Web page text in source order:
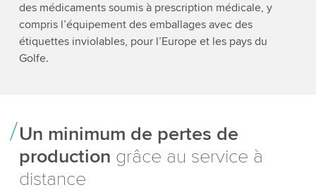
des médicaments soumis à prescription médicale, y
compris l’équipement des emballages avec des
étiquettes inviolables, pour l’Europe et les pays du
Golfe.
Un minimum de pertes de
production grâce au service à
distance